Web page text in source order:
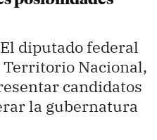
El diputado federal
Territorio Nacional,
candidatos
la gubernatura